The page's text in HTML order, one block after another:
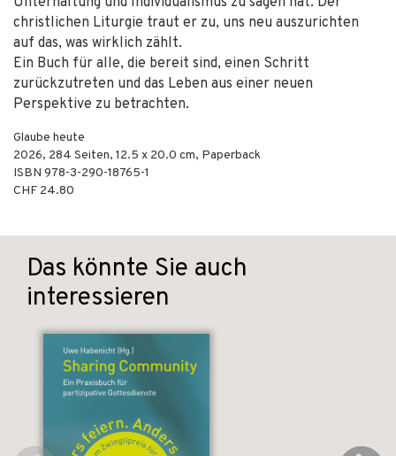
christlichen Liturgie traut er zu, uns neu auszurichten
auf das, was wirklich zählt.
Ein Buch für alle, die bereit sind, einen Schritt
zurückzutreten und das Leben aus einer neuen
Perspektive zu betrachten.
Glaube heute
2026, 284 Seiten, 12.5 x 20.0 cm, Paperback
ISBN 978-3-290-18765-1
CHF 24.80
Das könnte Sie auch
interessieren